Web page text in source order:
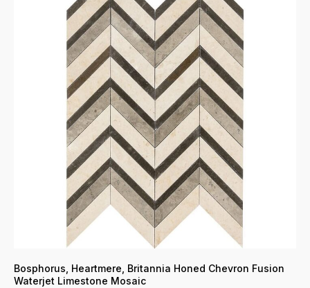
Bosphorus, Heartmere, Britannia Honed Chevron Fusion
Waterjet Limestone Mosaic